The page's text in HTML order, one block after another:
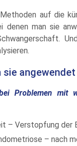
auf die
denen man sie
sie
Problemen mit
– Verstopfung der
– nach